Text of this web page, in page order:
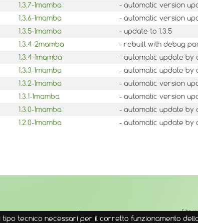
tecnico necessari per il corretto funzionamento
1.3.7-1mamba
- automatic version
1.3.6-1mamba
- automatic version
1.3.5-1mamba
- update to 1.3.5
1.3.4-2mamba
- rebuilt with debug
1.3.4-1mamba
- automatic update by
1.3.3-1mamba
- automatic update by
1.3.2-1mamba
- automatic version
1.3.1-1mamba
- automatic version
1.3.0-1mamba
- automatic update by
1.2.0-1mamba - automatic update by
↑ Sito